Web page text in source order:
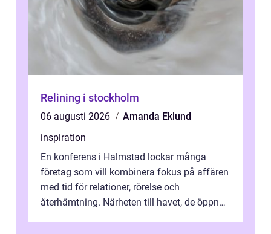
Relining i stockholm
06 augusti 2026
Amanda Eklund
inspiration
En konferens i Halmstad lockar många
företag som vill kombinera fokus på affären
med tid för relationer, rörelse och
återhämtning. Närheten till havet, de öppna